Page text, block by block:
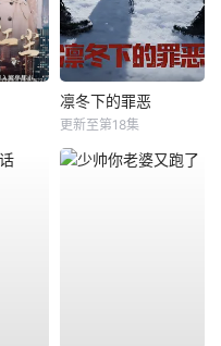
凛冬下的罪恶
更新至第18集